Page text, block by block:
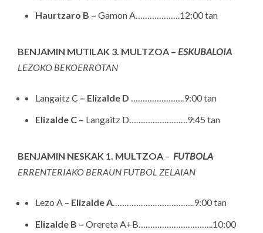
Haurtzaro B – Gamon A……………….12:00 tan
BENJAMIN MUTILAK 3. MULTZOA – ESKUBALOIA
LEZOKO BEKOERROTAN
Langaitz C – Elizalde D …………………..9:00 tan
Elizalde C – Langaitz D…………………….9:45 tan
BENJAMIN NESKAK 1. MULTZOA – FUTBOLA
ERRENTERIAKO BERAUN FUTBOL ZELAIAN
Lezo A – Elizalde A……………………………..9:00 tan
Elizalde B – Orereta A+B…………………………..10:00